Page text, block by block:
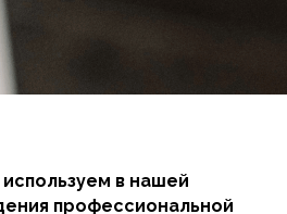
в нашей
профессиональной